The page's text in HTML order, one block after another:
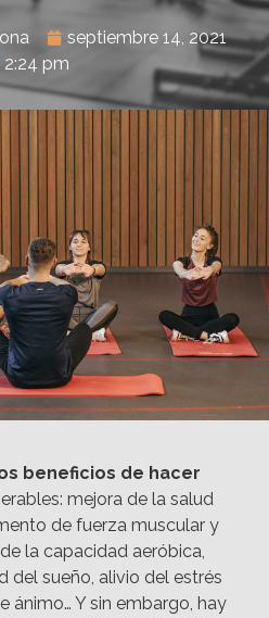
septiembre 14, 2021
2:24 pm
beneficios de hacer
mejora de la salud
de fuerza muscular y
la capacidad aeróbica,
del sueño, alivio del estrés
ánimo… Y sin embargo, hay